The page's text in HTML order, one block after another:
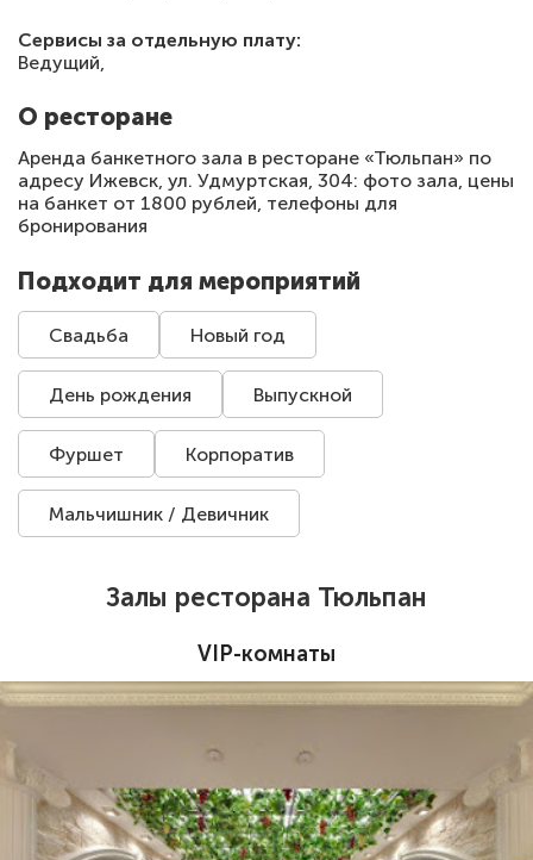
Сервисы за отдельную плату:
Ведущий,
О ресторане
Аренда банкетного зала в ресторане «Тюльпан» по
адресу Ижевск, ул. Удмуртская, 304: фото зала, цены
на банкет от 1800 рублей, телефоны для
бронирования
Подходит для мероприятий
Свадьба Новый год
День рождения Выпускной
Фуршет Корпоратив
Мальчишник / Девичник
Залы ресторана Тюльпан
VIP-комнаты